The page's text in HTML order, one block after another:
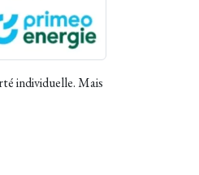
individuelle. Mais